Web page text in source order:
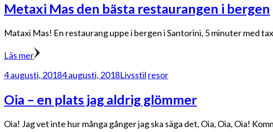
Metaxi Mas den bästa restaurangen i bergen
Mataxi Mas! En restaurang uppe i bergen i Santorini, 5 minuter med
Läs mer
4 augusti, 20184 augusti, 2018Livsstil resor
Oia – en plats jag aldrig glömmer
Oia! Jag vet inte hur många gånger jag ska säga det, Oia, Oia, Oia!